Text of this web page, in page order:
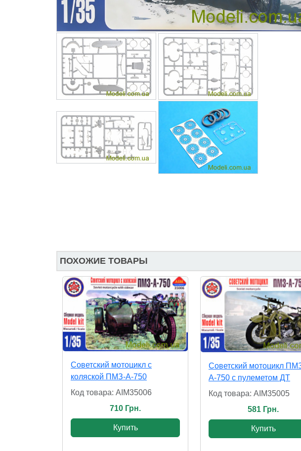
ПОХОЖИЕ ТОВАРЫ
Советский мотоцикл с
коляской ПМЗ-А-750
Код товара: AIM35006
710 Грн.
Купить
Советский мотоцикл
А-750 с пулеметом ДТ
Код товара: AIM35005
581 Грн.
Купить